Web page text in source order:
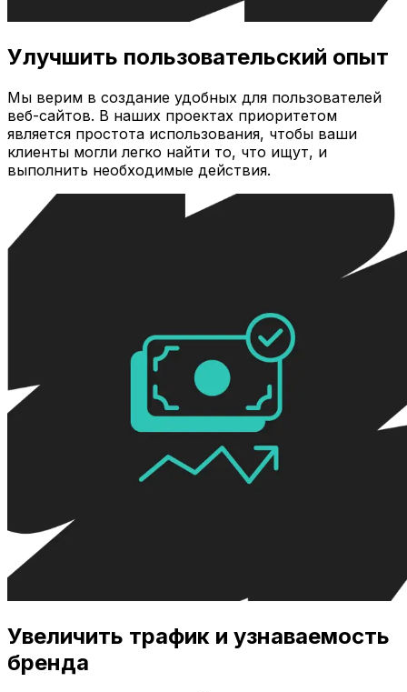
Улучшить пользовательский опыт
Мы верим в создание удобных для пользователей
веб-сайтов. В наших проектах приоритетом
является простота использования, чтобы ваши
клиенты могли легко найти то, что ищут, и
выполнить необходимые действия.
Увеличить трафик и узнаваемость
бренда